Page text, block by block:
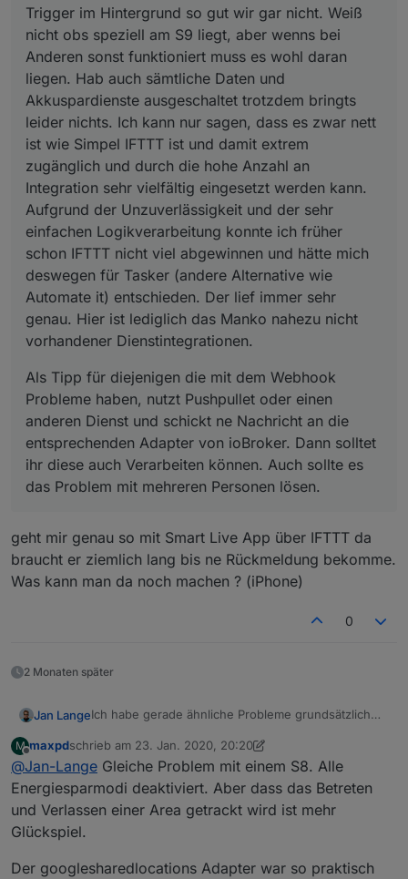
Unzuverlässigkeit und der sehr einfachen
Logikverarbeitung konnte ich früher schon IFTTT
nicht viel abgewinnen und hätte mich deswegen für
entschieden. Der lief immer sehr genau. Hier ist
lediglich das Manko nahezu nicht vorhandener
Dienstintegrationen.
Trigger im Hintergrund so gut wir gar nicht. Weiß
nicht obs speziell am S9 liegt, aber wenns bei
Anderen sonst funktioniert muss es wohl daran
liegen. Hab auch sämtliche Daten und
Akkuspardienste ausgeschaltet trotzdem bringts
leider nichts. Ich kann nur sagen, dass es zwar nett
ist wie Simpel IFTTT ist und damit extrem
zugänglich und durch die hohe Anzahl an
Integration sehr vielfältig eingesetzt werden kann.
Aufgrund der Unzuverlässigkeit und der sehr
einfachen Logikverarbeitung konnte ich früher
schon IFTTT nicht viel abgewinnen und hätte mich
deswegen für Tasker (andere Alternative wie
Automate it) entschieden. Der lief immer sehr
genau. Hier ist lediglich das Manko nahezu nicht
vorhandener Dienstintegrationen.
Als Tipp für diejenigen die mit dem Webhook
Probleme haben, nutzt Pushpullet oder einen
anderen Dienst und schickt ne Nachricht an die
entsprechenden Adapter von ioBroker. Dann solltet
ihr diese auch Verarbeiten können. Auch sollte es
das Problem mit mehreren Personen lösen.
geht mir genau so mit Smart Live App über IFTTT da
braucht er ziemlich lang bis ne Rückmeldung bekomme.
Was kann man da noch machen ? (iPhone)
0
2 Monaten später
Jan LangeIch habe gerade ähnliche Probleme grundsätzlich
Dieser ist zumindest bein mir mega unzuverlässig.
Es hatte nur beim ersten Mal geklappt, dass er das
Verlassen zuverlässig registriert hat. Danach
irgendwie garnicht mehr. Es scheint als arbeitet der
Trigger im Hintergrund so gut wir gar nicht. Weiß
liegen. Hab auch sämtliche Daten und
Als Tipp für diejenigen die mit dem Webhook
Probleme haben, nutzt Pushpullet oder einen
anderen Dienst und schickt ne Nachricht an die
entsprechenden Adapter von ioBroker. Dann solltet
ihr diese auch Verarbeiten können. Auch sollte es
M
Offline
maxpdschrieb am 23. Jan. 2020, 20:20
zuletzt editiert von maxpd
@Jan-Lange Gleiche Problem mit einem S8. Alle
Energiesparmodi deaktiviert. Aber dass das Betreten
und Verlassen einer Area getrackt wird ist mehr
Glückspiel.
Der googlesharedlocations Adapter war so praktisch